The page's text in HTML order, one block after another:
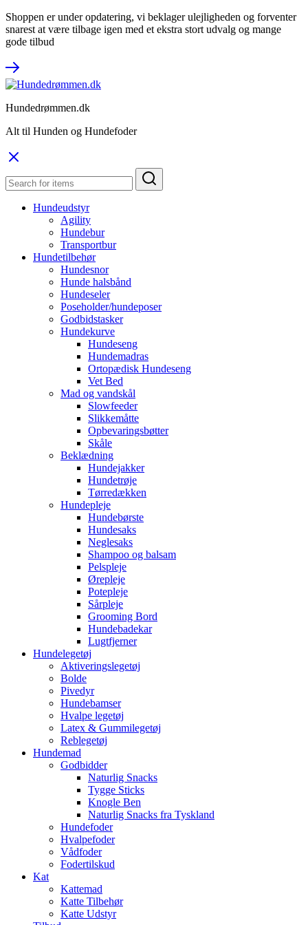
Shoppen er under opdatering, vi beklager ulejligheden og forventer
snarest at være tilbage igen med et ekstra stort udvalg og mange
gode tilbud
Hundedrømmen.dk
Alt til Hunden og Hundefoder
Hundeudstyr
Agility
Hundebur
Transportbur
Hundetilbehør
Hundesnor
Hunde halsbånd
Hundeseler
Poseholder/hundeposer
Godbidstasker
Hundekurve
Hundeseng
Hundemadras
Ortopædisk Hundeseng
Vet Bed
Mad og vandskål
Slowfeeder
Slikkemåtte
Opbevaringsbøtter
Skåle
Beklædning
Hundejakker
Hundetrøje
Tørredækken
Hundepleje
Hundebørste
Hundesaks
Neglesaks
Shampoo og balsam
Pelspleje
Ørepleje
Potepleje
Sårpleje
Grooming Bord
Hundebadekar
Lugtfjerner
Hundelegetøj
Aktiveringslegetøj
Bolde
Pivedyr
Hundebamser
Hvalpe legetøj
Latex & Gummilegetøj
Reblegetøj
Hundemad
Godbidder
Naturlig Snacks
Tygge Sticks
Knogle Ben
Naturlig Snacks fra Tyskland
Hundefoder
Hvalpefoder
Vådfoder
Fodertilskud
Kat
Kattemad
Katte Tilbehør
Katte Udstyr